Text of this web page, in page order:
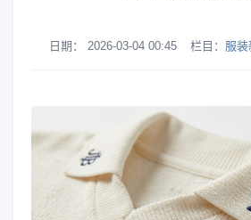
日期： 2026-03-04 00:45 栏目： 服装